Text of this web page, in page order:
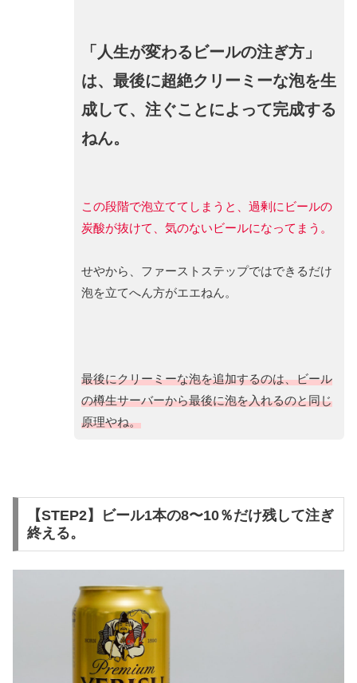
「人生が変わるビールの注ぎ方」
は、最後に超絶クリーミーな泡を生
成して、注ぐことによって完成する
ねん。
この段階で泡立ててしまうと、過剰にビールの
炭酸が抜けて、気のないビールになってまう。
せやから、ファーストステップではできるだけ
泡を立てへん方がエエねん。
最後にクリーミーな泡を追加するのは、ビール
の樽生サーバーから最後に泡を入れるのと同じ
原理やね。
【STEP2】ビール1本の8〜10％だけ残して注ぎ
終える。